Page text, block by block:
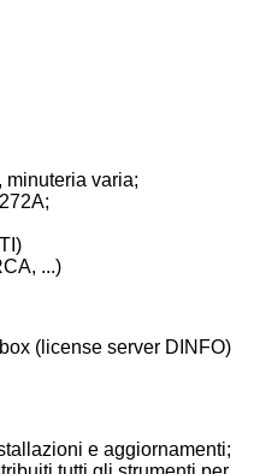
varia;
...)
(license server DINFO)
e aggiornamenti;